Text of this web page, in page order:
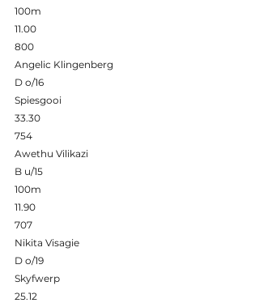
100m
11.00
800
Angelic Klingenberg
D o/16
Spiesgooi
33.30
754
Awethu Vilikazi
B u/15
100m
11.90
707
Nikita Visagie
D o/19
Skyfwerp
25.12